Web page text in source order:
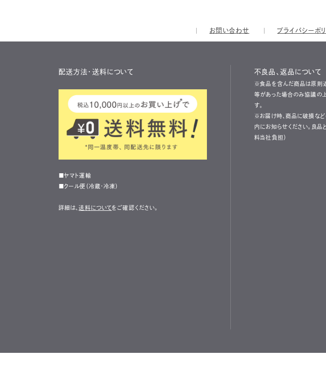
お問い合わせ プライバシーポ
配送方法・送料について
■ヤマト運輸
■クール便（冷蔵・冷凍）
詳細は、送料についてをご確認ください。
不良品、返品について
※食品を含んだ商品は原則
等があった場合のみ協議の
す。
※お届け時、商品に破損な
内にお知らせください。良品
料当社負担）